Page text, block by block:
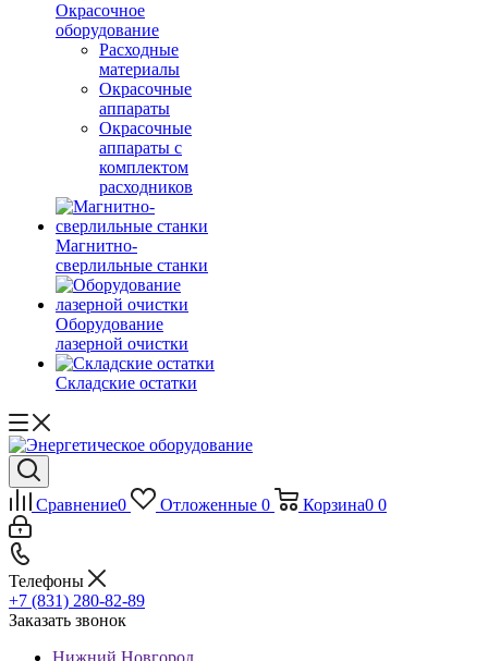
Окрасочное
оборудование
Расходные
материалы
Окрасочные
аппараты
Окрасочные
аппараты с
комплектом
расходников
Магнитно-
сверлильные станки
Оборудование
лазерной очистки
Складские остатки
Сравнение0 Отложенные 0 Корзина0 0
Телефоны
+7 (831) 280-82-89
Заказать звонок
Нижний Новгород